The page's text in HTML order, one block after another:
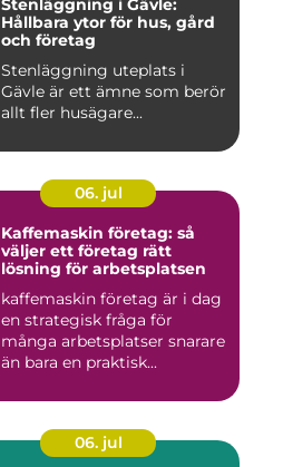
Stenläggning i Gävle:
Hållbara ytor för hus, gård
och företag
Stenläggning uteplats i
Gävle är ett ämne som berör
allt fler husägare...
06. jul
Kaffemaskin företag: så
väljer ett företag rätt
lösning för arbetsplatsen
kaffemaskin företag är i dag
en strategisk fråga för
många arbetsplatser snarare
än bara en praktisk...
06. jul